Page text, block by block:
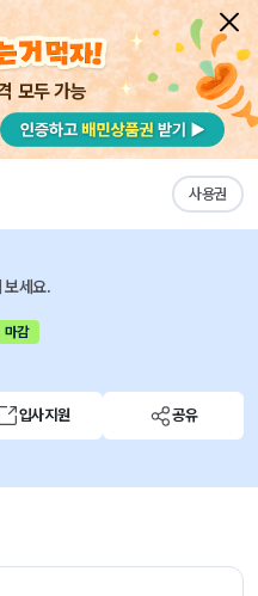
모두 가능
사용권
목록
집 [TOPTEN 인턴십
보세요.
마감
입사지원 공유